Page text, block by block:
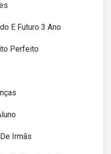
E Futuro 3 Ano
Perfeito
Irmãs